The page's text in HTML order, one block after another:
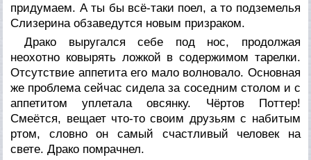
придумаем. А ты бы всё-таки поел, а то подземелья
Слизерина обзаведутся новым призраком.
Драко выругался себе под нос, продолжая
неохотно ковырять ложкой в содержимом тарелки.
Отсутствие аппетита его мало волновало. Основная
же проблема сейчас сидела за соседним столом и с
аппетитом уплетала овсянку. Чёртов Поттер!
Смеётся, вещает что-то своим друзьям с набитым
ртом, словно он самый счастливый человек на
свете. Драко помрачнел.